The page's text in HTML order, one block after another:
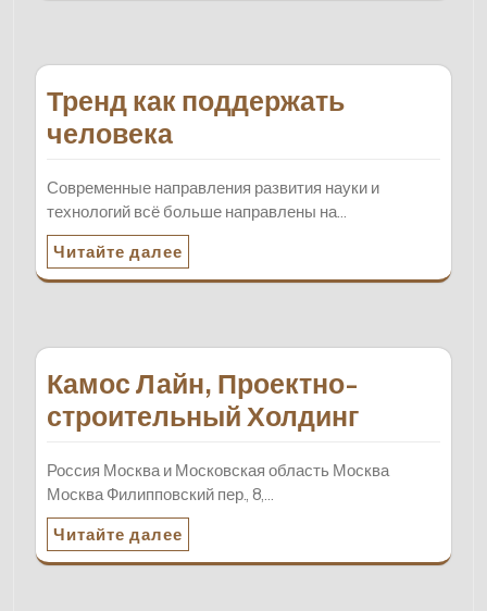
Тренд как поддержать
человека
Современные направления развития науки и
технологий всё больше направлены на…
Читайте далее
Камос Лайн, Проектно-
строительный Холдинг
Россия Москва и Московская область Москва
Москва Филипповский пер., 8,…
Читайте далее